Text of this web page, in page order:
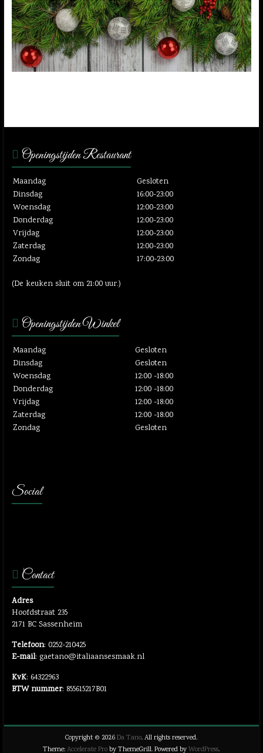
Openingstijden Restaurant
Maandag
Gesloten
Dinsdag
16:00-23:00
Woensdag
12:00-23:00
Donderdag
12:00-23:00
Vrijdag
12:00-23:00
Zaterdag
12:00-23:00
Zondag
17:00-23:00
(De keuken sluit om 21:00 uur.)
Openingstijden Winkel
Maandag
Gesloten
Dinsdag
Gesloten
Woensdag
12:00 -18:00
Donderdag
12:00 -18:00
Vrijdag
12:00 -18:00
Zaterdag
12:00 -18:00
Zondag
Gesloten
Social
Contact
Adres
Hoofdstraat 235
2171 BC Sassenheim
Telefoon: 0252-210425
E-mail: gaetano@italiaansesmaak.nl
KvK: 64322963
BTW nummer: 855615217B01
Copyright © 2026Da Tano. All rights reserved.
Theme:Accelerate Proby ThemeGrill. Powered byWordPress.